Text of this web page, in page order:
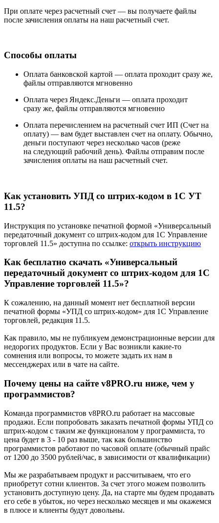
При оплате через расчетный счет — вы получаете файлы
после зачисления оплаты на наш расчетный счет.
Способы оплаты
Оплата банковской картой — оплата проходит сразу же,
файлы отправляются мгновенно
Оплата через Яндекс.Деньги — оплата проходит
сразу же, файлы отправляются мгновенно
Оплата перечислением на расчетный счет ИП (Счет на
оплату) — вам будет выставлен счет на оплату. Обычно,
деньги поступают через несколько часов (реже
на следующий рабочий день). Файлы отправим после
зачисления оплаты на наш расчетный счет.
Как установить УПД со штрих-кодом в 1С УТ
11.5?
Инструкция по установке печатной формой «Универсальный
передаточный документ со штрих-кодом для 1С Управление
торговлей 11.5» доступна по ссылке: открыть инструкцию
Как бесплатно скачать «Универсальный
передаточный документ со штрих-кодом для 1С
Управление торговлей 11.5»?
К сожалению, на данный момент нет бесплатной версии
печатной формы «УПД со штрих-кодом» для 1С Управление
торговлей, редакция 11.5.
Как правило, мы не публикуем демонстрационные версии для
недорогих продуктов. Если у Вас возникли какие-то
сомнения или вопросы, то можете задать их нам в
мессенджерах или в чате на сайте.
Почему цены на сайте v8PRO.ru ниже, чем у
программистов?
Команда программистов v8PRO.ru работает на массовые
продажи. Если попробовать заказать печатной формы УПД со
штрих-кодом с таким же функционалом у программиста, то
цена будет в 3 - 10 раз выше, так как большинство
программистов работают по часовой оплате (обычный прайс
от 1200 до 3500 рублей/час, в зависимости от квалификации)
Мы же разрабатываем продукт и рассчитываем, что его
приобретут сотни клиентов. За счет этого можем позволить
установить доступную цену. Да, на старте мы будем продавать
его себе в убыток, но через несколько месяцев и мы окажемся
в плюсе и клиенты будут довольны.